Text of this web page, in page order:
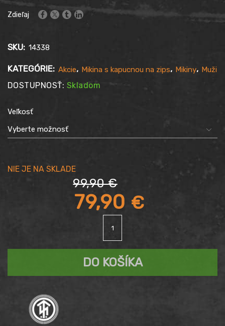
Zdieľaj
SKU: 14338
KATEGÓRIE: Akcie, Mikina s kapucnou na zips, Mikiny, Muži
DOSTUPNOSŤ: Skladom
Veľkosť
99,90€
Pôvodná
cena
bola:
79,90 €
Aktuálna
cena
Mikina
STEINAR
DO KOŠÍKA